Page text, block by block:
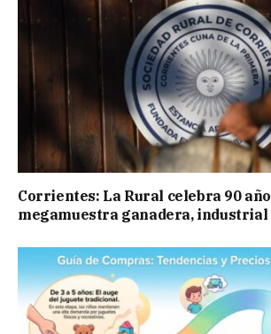
Corrientes: La Rural celebra 90
megamuestra ganadera,